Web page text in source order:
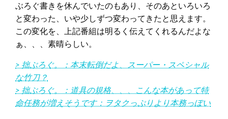
ぶろぐ書きを休んでいたのもあり、そのあといろいろ
と変わった、いや少しずつ変わってきたと思えます。
この変化を、上記番組は明るく伝えてくれるんだよな
ぁ、、、素晴らしい。
> 拙ぶろぐ。：本末転倒だよ、スーパー・スペシャル
な竹刀？
> 拙ぶろぐ。：道具の規格、、、こんな本があって特
命任務が増えそうです：ヲタクっぷりより本務っぽい